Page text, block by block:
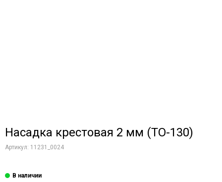
Насадка крестовая 2 мм (ТО-130)
Артикул: 11231_0024